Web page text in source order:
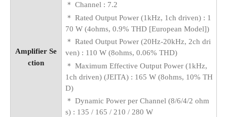
Amplifier Se
ction
＊ Channel : 7.2
＊ Rated Output Power (1kHz, 1ch driven) : 1
70 W (4ohms, 0.9% THD [European Model])
＊ Rated Output Power (20Hz-20kHz, 2ch dri
ven) : 110 W (8ohms, 0.06% THD)
＊ Maximum Effective Output Power (1kHz,
1ch driven) (JEITA) : 165 W (8ohms, 10% TH
D)
＊ Dynamic Power per Channel (8/6/4/2 ohm
s) : 135 / 165 / 210 / 280 W